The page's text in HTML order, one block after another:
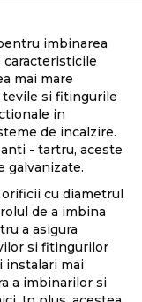
imbinarea
caracteristicile
mai mare
si fitingurile
in
de incalzire.
- tartru, aceste
galvanizate.
cu diametrul
de a imbina
a asigura
si fitingurilor
instalari mai
a imbinarilor si